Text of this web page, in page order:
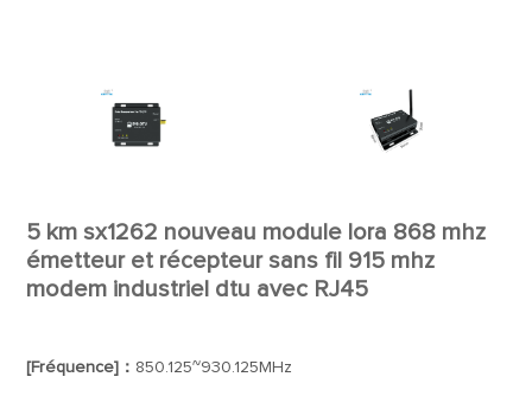
5 km sx1262 nouveau module lora 868 mhz
émetteur et récepteur sans fil 915 mhz
modem industriel dtu avec RJ45
[Fréquence]： 850.125~930.125MHz